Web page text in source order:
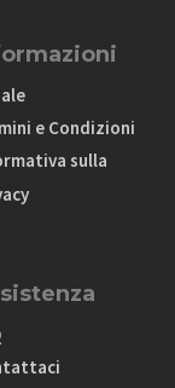
e Condizioni
sulla